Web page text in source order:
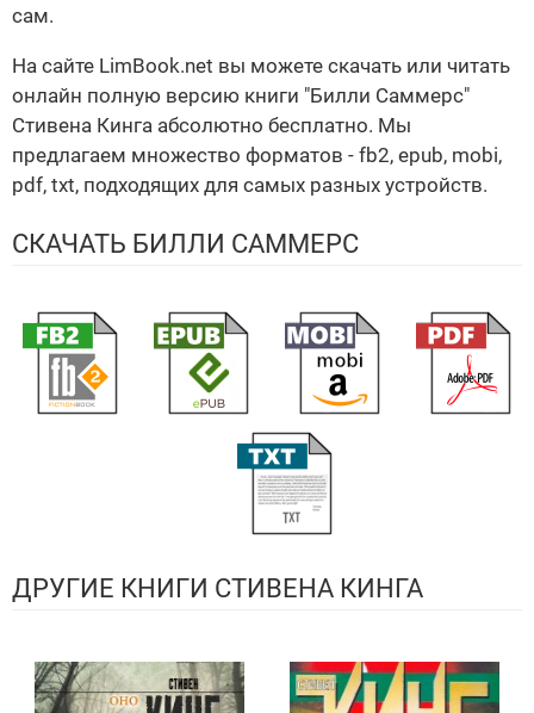
сам.
На сайте LimBook.net вы можете скачать или читать
онлайн полную версию книги "Билли Саммерс"
Стивена Кинга абсолютно бесплатно. Мы
предлагаем множество форматов - fb2, epub, mobi,
pdf, txt, подходящих для самых разных устройств.
СКАЧАТЬ БИЛЛИ САММЕРС
ДРУГИЕ КНИГИ СТИВЕНА КИНГА